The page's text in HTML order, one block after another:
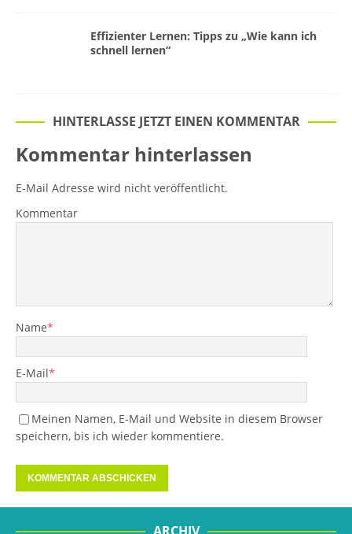
Effizienter Lernen: Tipps zu „Wie kann ich
schnell lernen“
HINTERLASSE JETZT EINEN KOMMENTAR
Kommentar hinterlassen
E-Mail Adresse wird nicht veröffentlicht.
Kommentar
Name*
E-Mail*
Meinen Namen, E-Mail und Website in diesem Browser
speichern, bis ich wieder kommentiere.
ARCHIV